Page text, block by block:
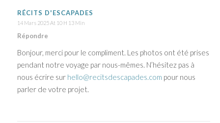
RÉCITS D'ESCAPADES
14 Mars 2025 At 10 H 13 Min
Répondre
Bonjour, merci pour le compliment. Les photos ont été prises
pendant notre voyage par nous-mêmes. N’hésitez pas à
nous écrire sur hello@recitsdescapades.com pour nous
parler de votre projet.